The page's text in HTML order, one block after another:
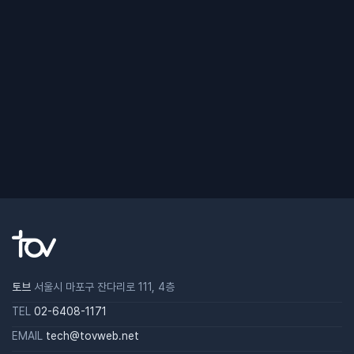
토브 서울시 마포구 잔다리로 111, 4층
TEL 02-6408-1171
EMAIL tech@tovweb.net